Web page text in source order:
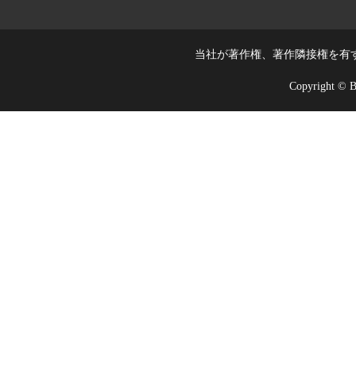
当社が著作権、著作隣接権を
Copyright ©